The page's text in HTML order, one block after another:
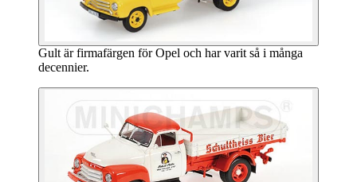
Gult är firmafärgen för Opel och har varit så i många
decennier.